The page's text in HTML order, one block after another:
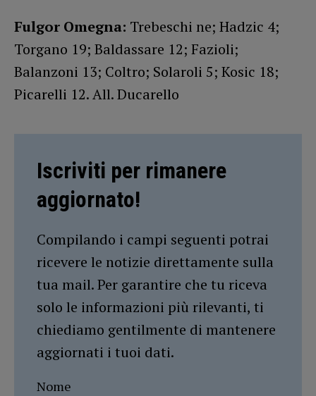
Fulgor Omegna: Trebeschi ne; Hadzic 4;
Torgano 19; Baldassare 12; Fazioli;
Balanzoni 13; Coltro; Solaroli 5; Kosic 18;
Picarelli 12. All. Ducarello
Iscriviti per rimanere
aggiornato!
Compilando i campi seguenti potrai
ricevere le notizie direttamente sulla
tua mail. Per garantire che tu riceva
solo le informazioni più rilevanti, ti
chiediamo gentilmente di mantenere
aggiornati i tuoi dati.
Nome